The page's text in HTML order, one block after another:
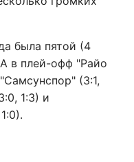
была пятой (4
в плей-офф "Райо
(3:1,
1:3) и